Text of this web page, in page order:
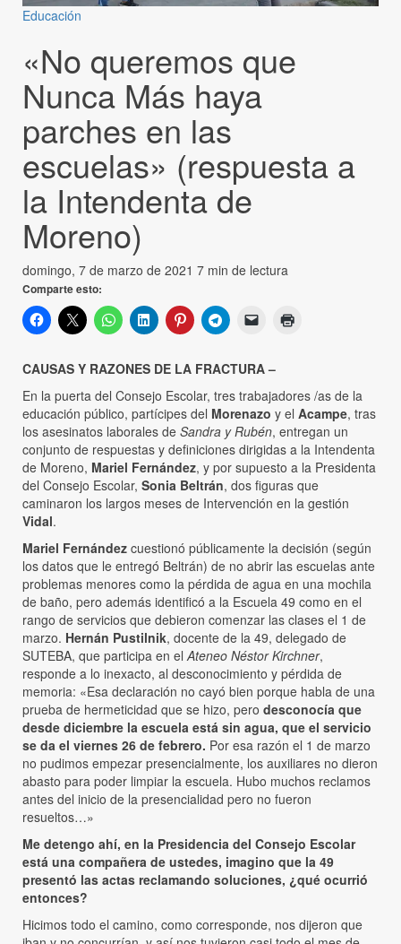
Educación
«No queremos que
Nunca Más haya
parches en las
escuelas» (respuesta a
la Intendenta de
Moreno)
domingo, 7 de marzo de 2021 7 min de lectura
Comparte esto:
CAUSAS Y RAZONES DE LA FRACTURA –
En la puerta del Consejo Escolar, tres trabajadores /as de la
educación público, partícipes del Morenazo y el Acampe, tras
los asesinatos laborales de Sandra y Rubén, entregan un
conjunto de respuestas y definiciones dirigidas a la Intendenta
de Moreno, Mariel Fernández, y por supuesto a la Presidenta
del Consejo Escolar, Sonia Beltrán, dos figuras que
caminaron los largos meses de Intervención en la gestión
Vidal.
Mariel Fernández cuestionó públicamente la decisión (según
los datos que le entregó Beltrán) de no abrir las escuelas ante
problemas menores como la pérdida de agua en una mochila
de baño, pero además identificó a la Escuela 49 como en el
rango de servicios que debieron comenzar las clases el 1 de
marzo. Hernán Pustilnik, docente de la 49, delegado de
SUTEBA, que participa en elAteneo Néstor Kirchner,
responde a lo inexacto, al desconocimiento y pérdida de
memoria: «Esa declaración no cayó bien porque habla de una
prueba de hermeticidad que se hizo, pero desconocía que
desde diciembre la escuela está sin agua, que el servicio
se da el viernes 26 de febrero. Por esa razón el 1 de marzo
no pudimos empezar presencialmente, los auxiliares no dieron
abasto para poder limpiar la escuela. Hubo muchos reclamos
antes del inicio de la presencialidad pero no fueron
resueltos…»
Me detengo ahí, en la Presidencia del Consejo Escolar
está una compañera de ustedes, imagino que la 49
presentó las actas reclamando soluciones, ¿qué ocurrió
entonces?
Hicimos todo el camino, como corresponde, nos dijeron que